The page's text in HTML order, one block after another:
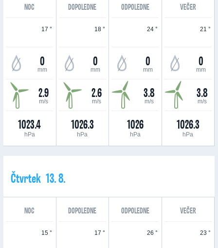
NOC DOPOLEDNE ODPOLEDNE VEČER
17 °
0
mm
2.9
m/s
1023.4
hPa
18 °
0
mm
2.6
m/s
1026.3
hPa
24 °
0
mm
3.8
m/s
1026
hPa
21 °
0
mm
3.8
m/s
1026.3
hPa
Čtvrtek 13. 8.
NOC DOPOLEDNE ODPOLEDNE VEČER
15 ° 17 ° 26 ° 23 °